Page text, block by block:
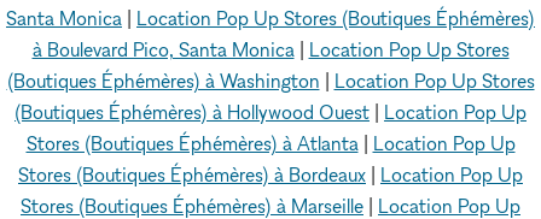
Santa Monica
Location Pop Up Stores (Boutiques Éphémères)
à Boulevard Pico, Santa Monica| Location Pop Up Stores
(Boutiques Éphémères) à Washington
Location Pop Up Stores
(Boutiques Éphémères) à Hollywood Ouest
Location Pop Up
Stores (Boutiques Éphémères) à Atlanta| Location Pop Up
Stores (Boutiques Éphémères) à Bordeaux
Location Pop Up
Stores (Boutiques Éphémères) à Marseille
Location Pop Up